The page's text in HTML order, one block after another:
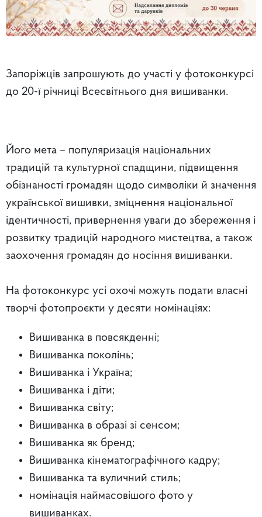
Запоріжців запрошують до участі у фотоконкурсі
до 20-ї річниці Всесвітнього дня вишиванки.
Його мета – популяризація національних
традицій та культурної спадщини, підвищення
обізнаності громадян щодо символіки й значення
української вишивки, зміцнення національної
ідентичності, привернення уваги до збереження і
розвитку традицій народного мистецтва, а також
заохочення громадян до носіння вишиванки.
На фотоконкурс усі охочі можуть подати власні
творчі фотопроєкти у десяти номінаціях:
Вишиванка в повсякденні;
Вишиванка поколінь;
Вишиванка і Україна;
Вишиванка і діти;
Вишиванка світу;
Вишиванка в образі зі сенсом;
Вишиванка як бренд;
Вишиванка кінематографічного кадру;
Вишиванка та вуличний стиль;
номінація наймасовішого фото у
вишиванках.